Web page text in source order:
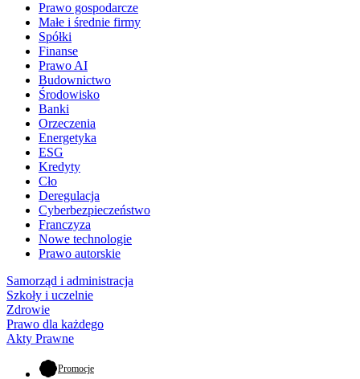
Prawo gospodarcze
Małe i średnie firmy
Spółki
Finanse
Prawo AI
Budownictwo
Środowisko
Banki
Orzeczenia
Energetyka
ESG
Kredyty
Cło
Deregulacja
Cyberbezpieczeństwo
Franczyza
Nowe technologie
Prawo autorskie
Samorząd i administracja
Szkoły i uczelnie
Zdrowie
Prawo dla każdego
Akty Prawne
Promocje- otwiera się w nowej karcie